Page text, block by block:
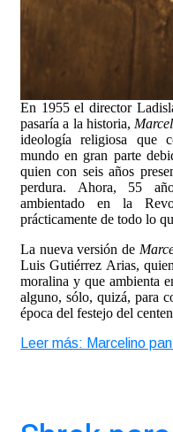
En 1955 el director
pasaría a la historia,
ideología religiosa que
mundo en gran parte
quien con seis años
perdura. Ahora, 55
ambientado en la
prácticamente de todo lo
La nueva versión de
Luis Gutiérrez Arias,
moralina y que ambienta
alguno, sólo, quizá, para
época del festejo del
Leer más: Marcelino